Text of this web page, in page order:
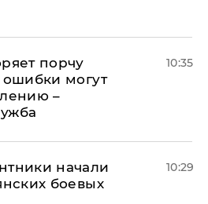
порчу
ошибки могут
–
10:35
начали
боевых
10:29